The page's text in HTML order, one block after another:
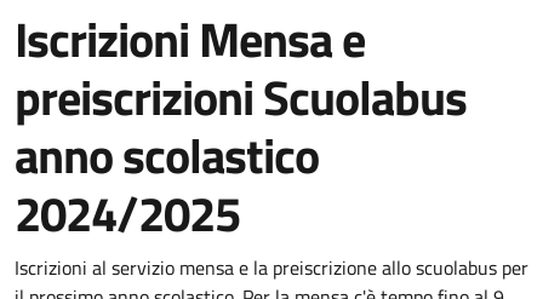
Iscrizioni Mensa e
preiscrizioni Scuolabus
anno scolastico
2024/2025
Dettagli della notizia
Iscrizioni al servizio mensa e la preiscrizione allo scuolabus per